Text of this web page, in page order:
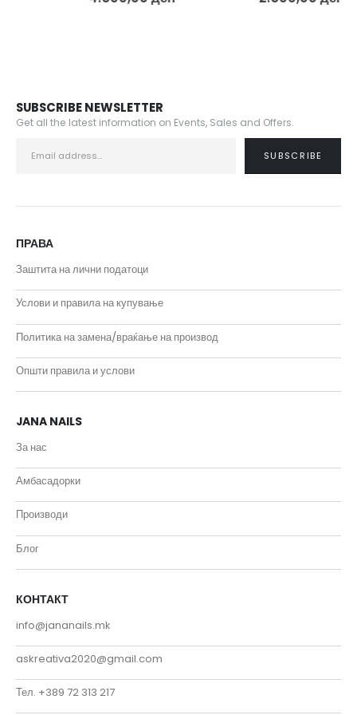
SUBSCRIBE NEWSLETTER
Get all the latest information on Events, Sales and Offers.
ПРАВА
Заштита на лични податоци
Услови и правила на купување
Политика на замена/враќање на производ
Општи правила и услови
JANA NAILS
За нас
Амбасадорки
Производи
Блог
КОНТАКТ
info@jananails.mk
askreativa2020@gmail.com
Тел. +389 72 313 217